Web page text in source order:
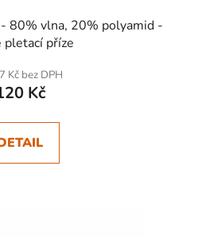
80% vlna, 20% polyamid -
pletací příze
Kč bez DPH
Kč